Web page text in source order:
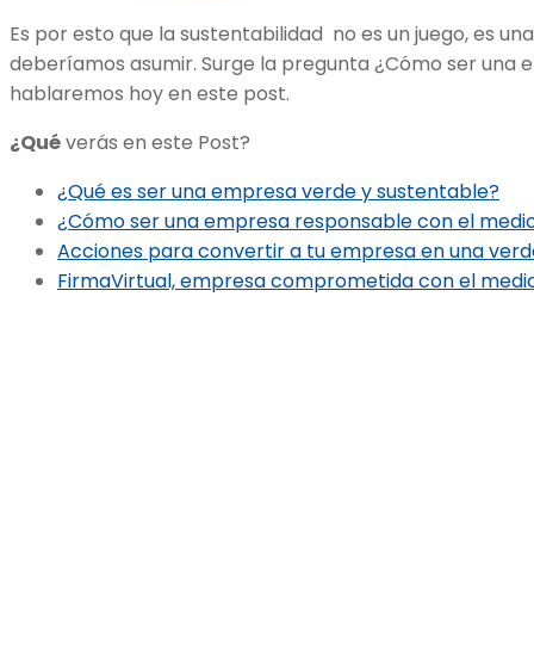
Es por esto que la sustentabilidad no es un juego, es
deberíamos asumir. Surge la pregunta ¿Cómo ser una
hablaremos hoy en este post.
¿Quéverás en este Post?
¿Qué es ser una empresa verde y sustentable?
¿Cómo ser una empresa responsable con el
Acciones para convertir a tu empresa en una
FirmaVirtual, empresa comprometida con el